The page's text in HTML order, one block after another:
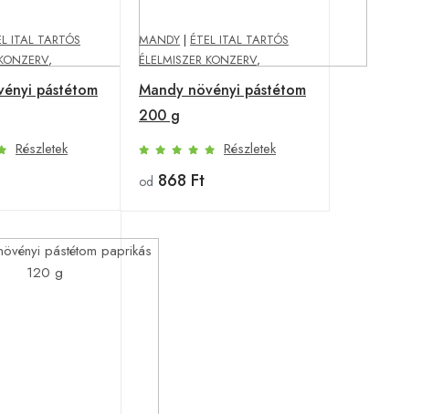
ITAL TARTÓS
,
pástétom
Részletek
MANDY | ÉTEL ITAL TARTÓS
ÉLELMISZER KONZERV,
Mandy növényi pástétom
200 g
Részletek
od 868 Ft